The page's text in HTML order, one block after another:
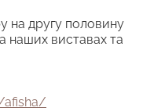
на другу половину
наших виставах та
afisha/